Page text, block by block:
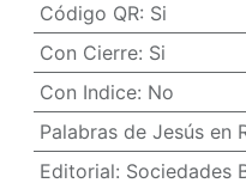
Código QR: Si
Con Cierre: Si
Con Indice: No
Palabras de Jesús en
Editorial: Sociedades